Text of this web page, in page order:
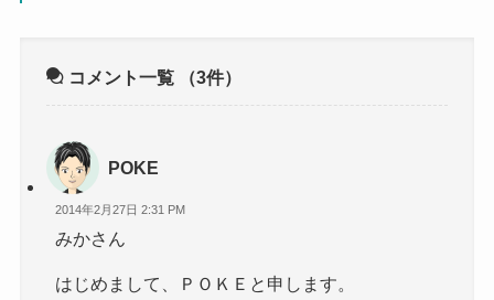
コメント一覧 （3件）
POKE
2014年2月27日 2:31 PM
みかさん
はじめまして、ＰＯＫＥと申します。